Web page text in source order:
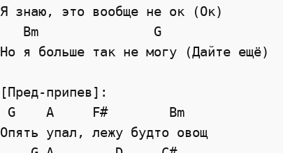
Я знаю, это вообще не ок (Ок)
Bm
G
Но я больше так не могу (Дайте ещё)
[Пред-припев]:
G
A F#
Bm
Опять упал, лежу будто овощ